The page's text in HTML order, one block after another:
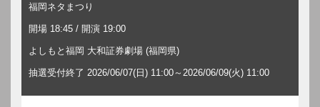
福岡ネタまつり
開場 18:45 / 開演 19:00
よしもと福岡 大和証券劇場 (福岡県)
抽選受付終了 2026/06/07(日) 11:00～2026/06/09(火) 11:00